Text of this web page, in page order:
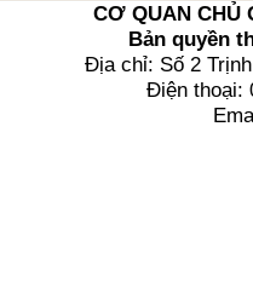
CƠ QUAN CHỦ
Bản quyền
Địa chỉ: Số 2
Điện